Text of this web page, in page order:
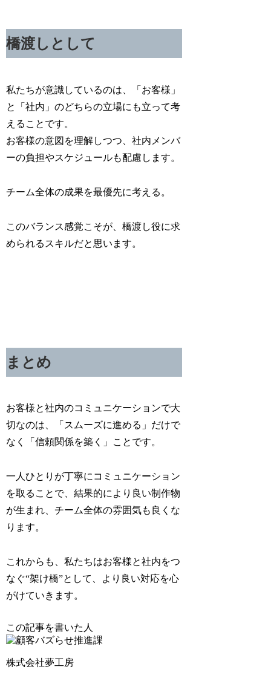
橋渡しとして
私たちが意識しているのは、「お客様」
と「社内」のどちらの立場にも立って考
えることです。
お客様の意図を理解しつつ、社内メンバ
ーの負担やスケジュールも配慮します。
チーム全体の成果を最優先に考える。
このバランス感覚こそが、橋渡し役に求
められるスキルだと思います。
まとめ
お客様と社内のコミュニケーションで大
切なのは、「スムーズに進める」だけで
なく「信頼関係を築く」ことです。
一人ひとりが丁寧にコミュニケーション
を取ることで、結果的により良い制作物
が生まれ、チーム全体の雰囲気も良くな
ります。
これからも、私たちはお客様と社内をつ
なぐ“架け橋”として、より良い対応を心
がけていきます。
この記事を書いた人
株式会社夢工房